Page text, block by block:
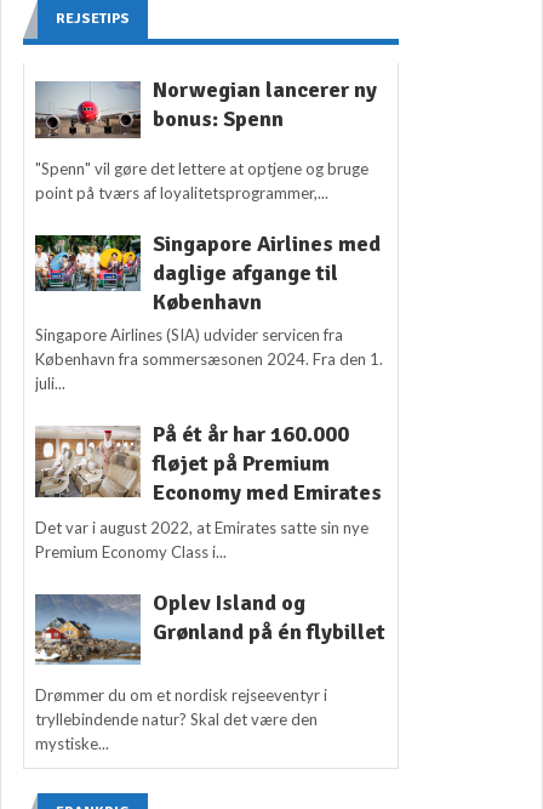
REJSETIPS
Norwegian lancerer ny
bonus: Spenn
"Spenn" vil gøre det lettere at optjene og bruge
point på tværs af loyalitetsprogrammer,...
Singapore Airlines med
daglige afgange til
København
Singapore Airlines (SIA) udvider servicen fra
København fra sommersæsonen 2024. Fra den 1.
juli...
På ét år har 160.000
fløjet på Premium
Economy med Emirates
Det var i august 2022, at Emirates satte sin nye
Premium Economy Class i...
Oplev Island og
Grønland på én flybillet
Drømmer du om et nordisk rejseeventyr i
tryllebindende natur? Skal det være den
mystiske...